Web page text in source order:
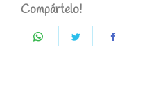
Compártelo!